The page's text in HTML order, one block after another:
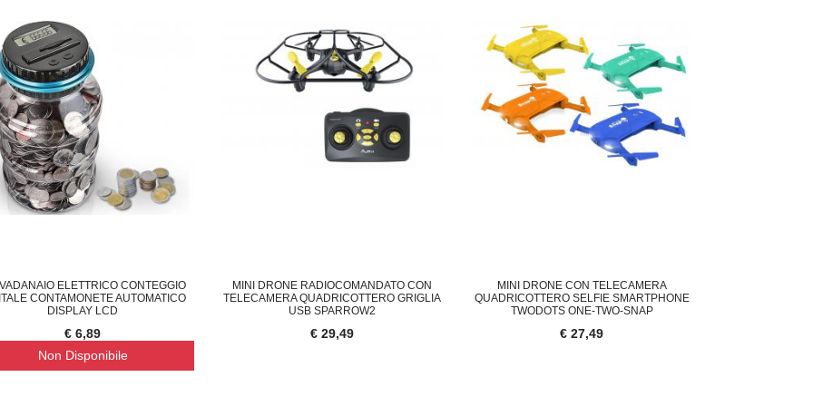
ELETTRICO CONTEGGIO
CONTAMONETE AUTOMATICO
DISPLAY LCD
€ 6,89
Non Disponibile
MINI DRONE RADIOCOMANDATO CON
TELECAMERA QUADRICOTTERO GRIGLIA
USB SPARROW2
€ 29,49
MINI DRONE CON TELECAMERA
QUADRICOTTERO SELFIE SMARTPHONE
TWODOTS ONE-TWO-SNAP
€ 27,49